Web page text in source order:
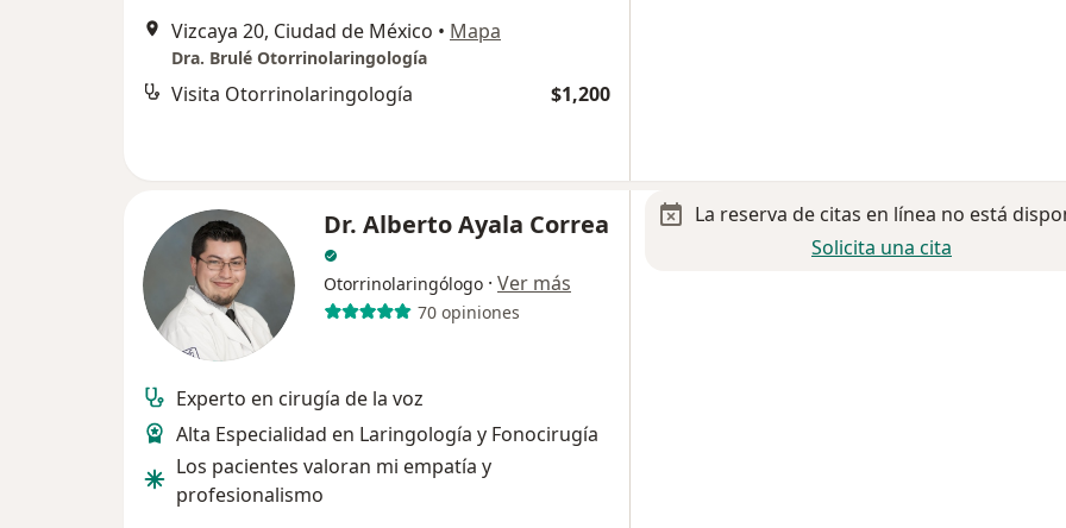
Vizcaya 20, Ciudad de México • Mapa
Dra. Brulé Otorrinolaringología
Visita Otorrinolaringología $1,200
Dr. Alberto Ayala Correa
Otorrinolaringólogo · Ver más
70 opiniones
Experto en cirugía de la voz
Alta Especialidad en Laringología y Fonocirugía
Los pacientes valoran mi empatía y
profesionalismo
La reserva de citas en línea no está
Solicita una cita